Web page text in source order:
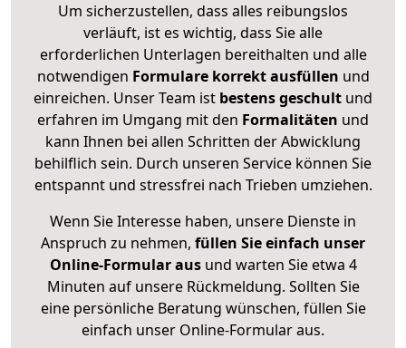
Um sicherzustellen, dass alles reibungslos
verläuft, ist es wichtig, dass Sie alle
erforderlichen Unterlagen bereithalten und alle
notwendigen Formulare korrekt ausfüllen und
einreichen. Unser Team ist bestens geschult und
erfahren im Umgang mit den Formalitäten und
kann Ihnen bei allen Schritten der Abwicklung
behilflich sein. Durch unseren Service können Sie
entspannt und stressfrei nach Trieben umziehen.
Wenn Sie Interesse haben, unsere Dienste in
Anspruch zu nehmen, füllen Sie einfach unser
Online-Formular ausund warten Sie etwa 4
Minuten auf unsere Rückmeldung. Sollten Sie
eine persönliche Beratung wünschen, füllen Sie
einfach unser Online-Formular aus.